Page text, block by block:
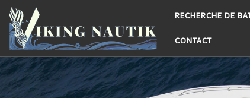
Passer au contenu RECHERCHE DE
CONTACT